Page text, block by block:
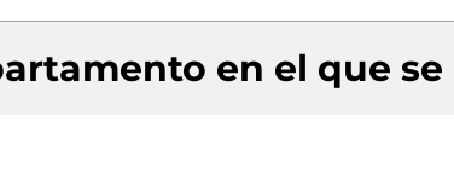
en el que